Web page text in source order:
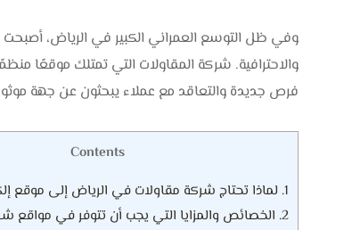
وفي ظل التوسع العمراني الكبير في الرياض، أصبحت
والاحترافية. شركة المقاولات التي تمتلك موقعًا
فرص جديدة والتعاقد مع عملاء يبحثون عن جهة
Contents
1. لماذا تحتاج شركة مقاولات في الرياض إلى موقع
2. الخصائص والمزايا التي يجب أن تتوفر في مواقع